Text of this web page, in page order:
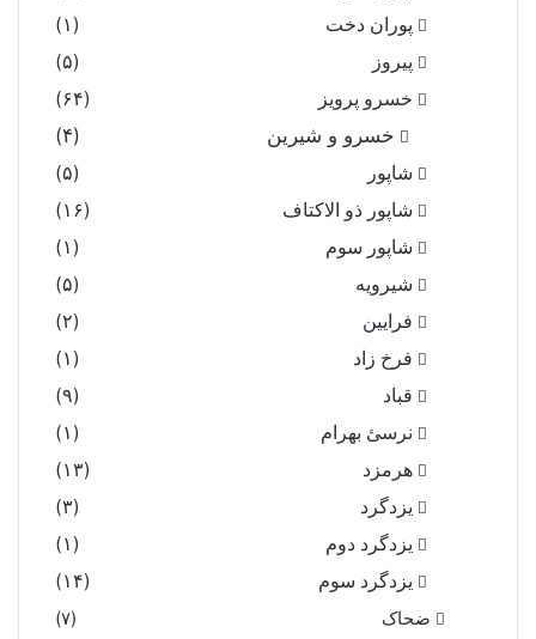
پوران دخت
(۱)
پیروز
(۵)
خسرو پرویز
(۶۴)
خسرو و شیرین (۴)
شاپور
(۵)
شاپور ذو الاکتاف
(۱۶)
شاپور سوم‏
(۱)
شیرویه
(۵)
فرایین
(۲)
فرخ زاد
(۱)
قباد
(۹)
نرسئ بهرام‏
(۱)
هرمزد
(۱۳)
یزدگرد
(۳)
یزدگرد دوم
(۱)
یزدگرد سوم
(۱۴)
ضحاک
(۷)